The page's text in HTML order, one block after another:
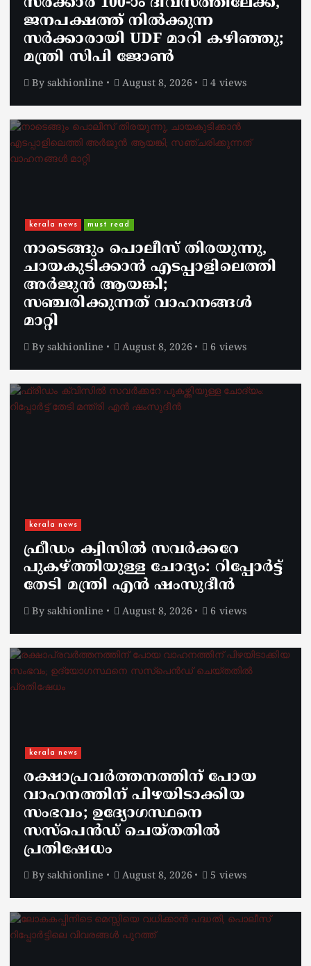
സർക്കാർ 100-ാം ദിവസത്തിലേക്ക്,
ജനപക്ഷത്ത് നിൽക്കുന്ന
സർക്കാരായി UDF മാറി കഴിഞ്ഞു;
മന്ത്രി സിപി ജോൺ
By sakhionline August 8, 2026 4 views
kerala news must read
നാടെങ്ങും പൊലീസ് തിരയുന്നു,
ചായകുടിക്കാൻ എടപ്പാളിലെത്തി
അർജുൻ ആയങ്കി;
സഞ്ചരിക്കുന്നത് വാഹനങ്ങൾ
മാറ്റി
By sakhionline August 8, 2026 6 views
kerala news
ഫ്രീഡം ക്വിസിൽ സവർക്കറേ
പുകഴ്ത്തിയുള്ള ചോദ്യം: റിപ്പോർട്ട്
തേടി മന്ത്രി എൻ ഷംസുദീൻ
By sakhionline August 8, 2026 6 views
kerala news
രക്ഷാപ്രവർത്തനത്തിന് പോയ
വാഹനത്തിന് പിഴയിടാക്കിയ
സംഭവം; ഉദ്യോഗസ്ഥനെ
സസ്പെൻഡ് ചെയ്തതിൽ
പ്രതിഷേധം
By sakhionline August 8, 2026 5 views